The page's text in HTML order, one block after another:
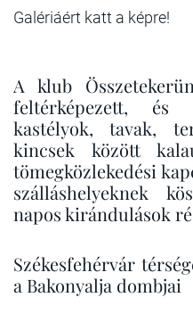
Galériáért katt a képre!
A klub
feltérképezett, és
kastélyok, tavak,
kincsek között
tömegközlekedési
szálláshelyeknek
napos kirándulások
Székesfehérvár
a Bakonyalja dombjai